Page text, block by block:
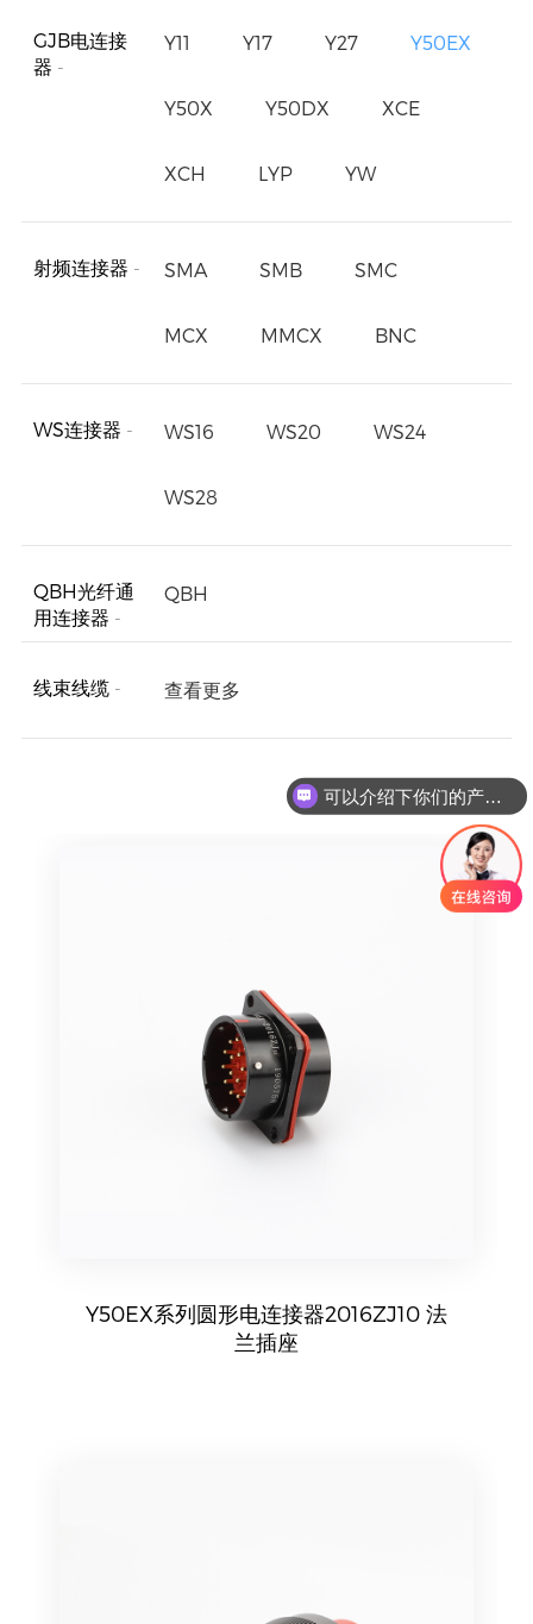
GJB电连接
器 -
Y11 Y17 Y27 Y50EX
Y50X Y50DX XCE
XCH LYP YW
射频连接器 - SMA SMB SMC
MCX MMCX BNC
WS连接器 - WS16 WS20 WS24
WS28
QBH光纤通
用连接器 -
QBH
线束线缆- 查看更多
Y50EX系列圆形电连接器2016ZJ10 法
兰插座
可以介绍下你们的产品么